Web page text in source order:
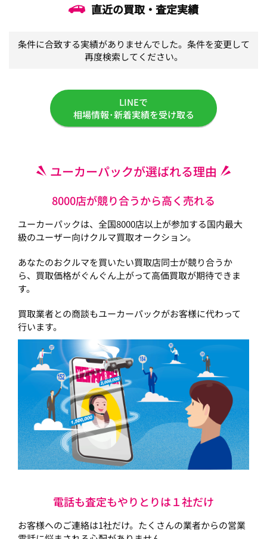
直近の買取・査定実績
条件に合致する実績がありませんでした。条件を変更して
再度検索してください。
LINEで
相場情報･新着実績を受け取る
ユーカーパックが選ばれる理由
8000店が競り合うから高く売れる
ユーカーパックは、全国8000店以上が参加する国内最大
級のユーザー向けクルマ買取オークション。
あなたのおクルマを買いたい買取店同士が競り合うか
ら、買取価格がぐんぐん上がって高価買取が期待できま
す。
買取業者との商談もユーカーパックがお客様に代わって
行います。
電話も査定もやりとりは１社だけ
お客様へのご連絡は1社だけ。たくさんの業者からの営業